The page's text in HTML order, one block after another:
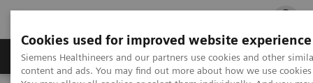
Cookies used for improved website experience
Siemens Healthineers and our partners use cookies and other
content and ads. You may find out more about how we use
Ürün ve Hizmetler Öne Çıkanlar Sağlık